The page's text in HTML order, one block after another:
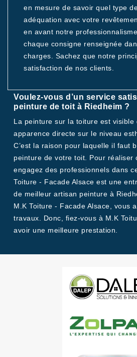
en mesure de savoir quel type
adéquation avec votre
en avant notre
chaque consigne renseignée
charges. Sachez que notre
satisfaction de nos clients.
Voulez-vous d’un service
peinture de toit à Riedheim ?
La peinture sur la toiture est visible
apparence directe sur le niveau
C’est la raison pour laquelle il faut
peinture de votre toit. Pour réaliser
engagez des professionnels dans
Toiture - Facade Alsace est une
de meilleur artisan peinture à
M.K Toiture - Facade Alsace, vous
travaux. Donc, fiez-vous à M.K
avoir une meilleure prestation.